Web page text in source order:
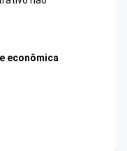
econômica